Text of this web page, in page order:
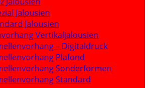
Jalousien
Jalousien
Vertikaljalousien
– Digitaldruck
Plafond
Sonderformen
Standard